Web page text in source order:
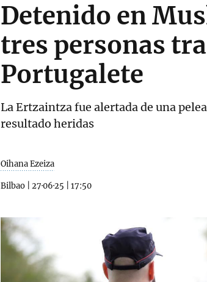
Detenido en
tres personas
Portugalete
La Ertzaintza fue alertada de una
resultado heridas
Oihana Ezeiza
Bilbao 27·06·25 17:50